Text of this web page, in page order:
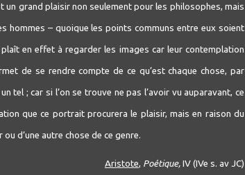
un grand plaisir non seulement pour les philosophes, mais
hommes – quoique les points communs entre eux soient
en effet à regarder les images car leur contemplation
de se rendre compte de ce qu’est chaque chose, par
tel ; car si l’on se trouve ne pas l’avoir vu auparavant, ce
que ce portrait procurera le plaisir, mais en raison du
d’une autre chose de ce genre.
Aristote, Poétique,IV (IVe s. av JC)